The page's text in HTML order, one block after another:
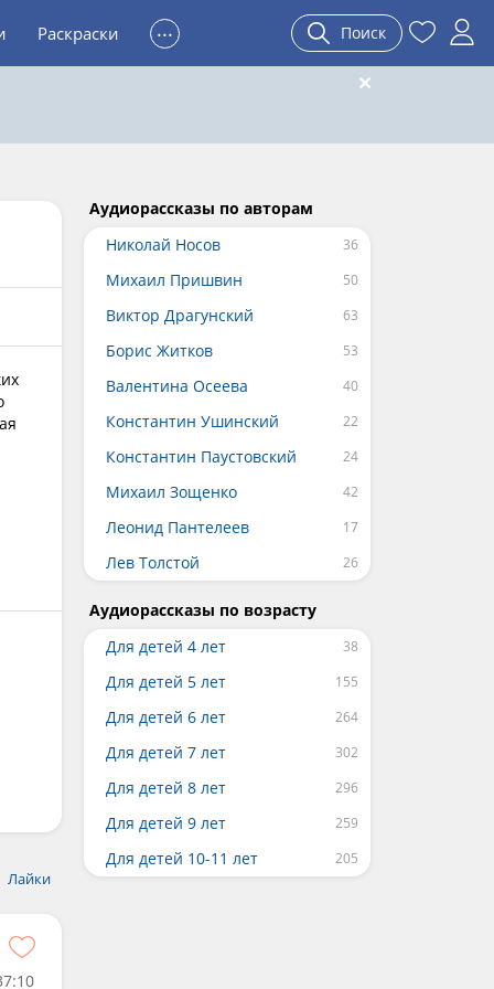
Раскраски ... Поиск
Лайки
Аудиорассказы по авторам
Николай Носов
Михаил Пришвин
Виктор Драгунский
Борис Житков
Валентина Осеева
Константин Ушинский
Константин Паустовский
Михаил Зощенко
Леонид Пантелеев
Лев Толстой
Аудиорассказы по возрасту
Для детей 4 лет
Для детей 5 лет
Для детей 6 лет
Для детей 7 лет
Для детей 8 лет
Для детей 9 лет
Для детей 10-11 лет